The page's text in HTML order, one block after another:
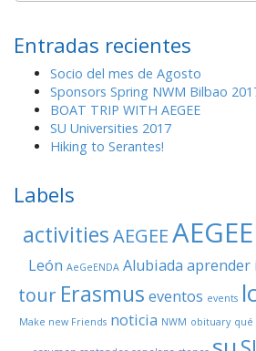
c
Entradas recientes
Socio del mes de Agosto
Sponsors Spring NWM Bilbao
BOAT TRIP WITH AEGEE
SU Universities 2017
Hiking to Serantes!
Labels
activitiesAEGEE
León AeGeENDA Alubiada aprender
tour Erasmus eventos events
Make new Friends noticia NWM obituary qué